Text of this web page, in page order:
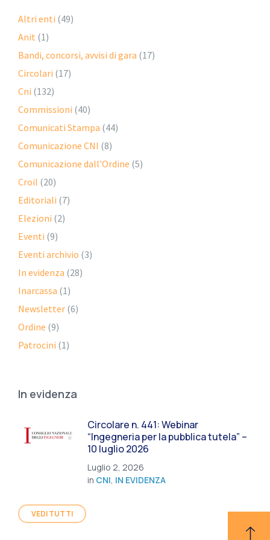
Altri enti (49)
Anit (1)
Bandi, concorsi, avvisi di gara (17)
Circolari (17)
Cni (132)
Commissioni (40)
Comunicati Stampa (44)
Comunicazione CNI (8)
Comunicazione dall'Ordine (5)
Croil (20)
Editoriali (7)
Elezioni (2)
Eventi (9)
Eventi archivio (3)
In evidenza (28)
Inarcassa (1)
Newsletter (6)
Ordine (9)
Patrocini (1)
In evidenza
Circolare n. 441: Webinar
“Ingegneria per la pubblica tutela” –
10 luglio 2026
Luglio 2, 2026
in CNI, IN EVIDENZA
VEDI TUTTI